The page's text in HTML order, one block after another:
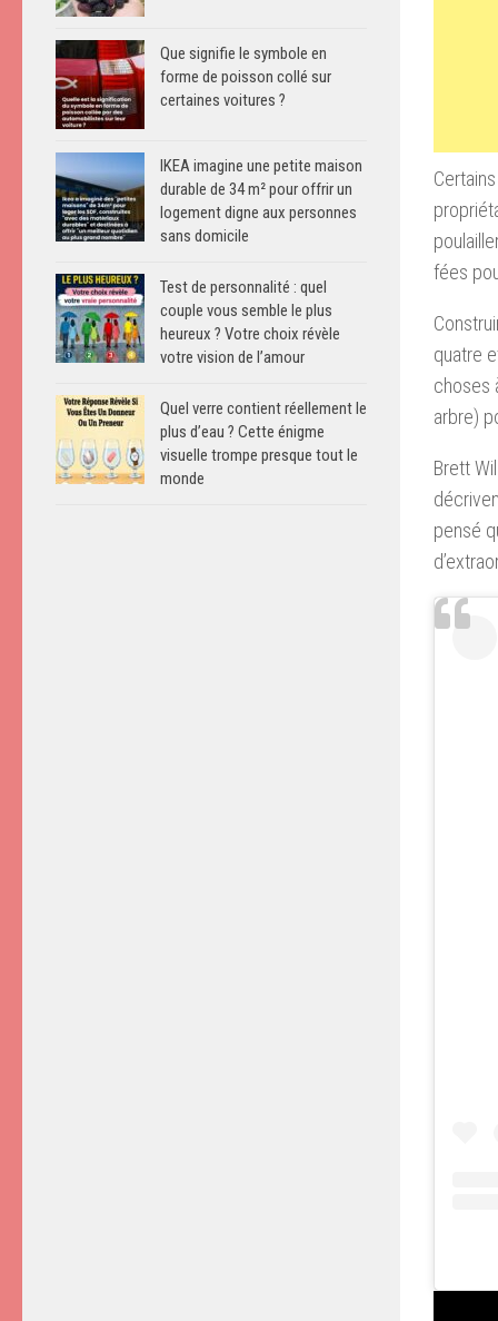
fées
quatre
choses
arbre)
Brett
pensé
Que signifie le symbole en
forme de poisson collé sur
certaines voitures ?
IKEA imagine une petite maison
durable de 34 m² pour offrir un
logement digne aux personnes
sans domicile
Test de personnalité : quel
couple vous semble le plus
heureux ? Votre choix révèle
votre vision de l’amour
Quel verre contient réellement le
plus d’eau ? Cette énigme
visuelle trompe presque tout le
monde